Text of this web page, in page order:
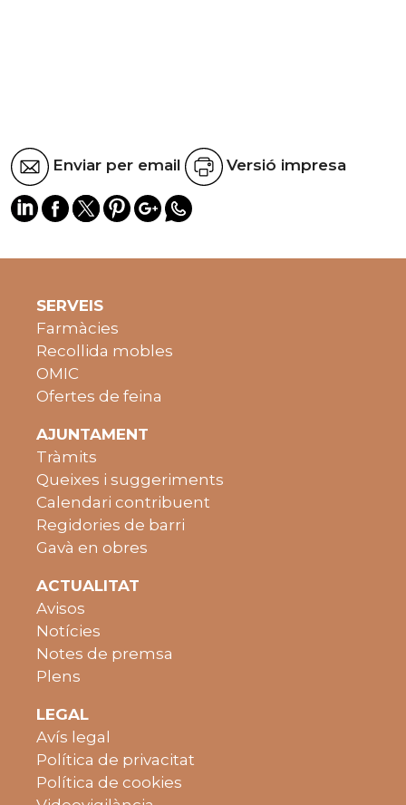
Enviar per email Versió impresa
SERVEIS
Farmàcies
Recollida mobles
OMIC
Ofertes de feina
AJUNTAMENT
Tràmits
Queixes i suggeriments
Calendari contribuent
Regidories de barri
Gavà en obres
ACTUALITAT
Avisos
Notícies
Notes de premsa
Plens
LEGAL
Avís legal
Política de privacitat
Política de cookies